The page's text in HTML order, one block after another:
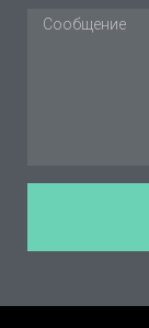
Сообщение